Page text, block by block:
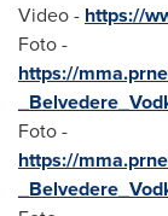
Video - https://
Foto -
https://
Foto -
https://